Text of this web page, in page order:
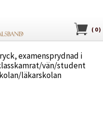
( 0)
examensprydnad i
vän/student
läkarskolan